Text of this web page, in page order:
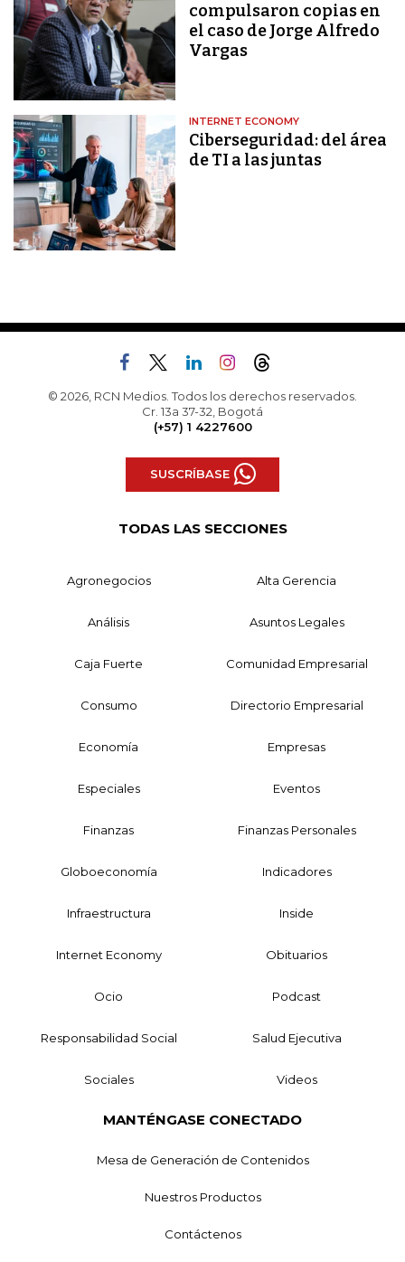
compulsaron copias en
el caso de Jorge Alfredo
Vargas
INTERNET ECONOMY
Ciberseguridad: del área
de TI a las juntas
© 2026, RCN Medios. Todos los derechos reservados.
Cr. 13a 37-32, Bogotá
(+57) 1 4227600
SUSCRÍBASE
TODAS LAS SECCIONES
Agronegocios Alta Gerencia
Análisis Asuntos Legales
Caja Fuerte Comunidad Empresarial
Consumo Directorio Empresarial
Economía Empresas
Especiales Eventos
Finanzas Finanzas Personales
Globoeconomía Indicadores
Infraestructura Inside
Internet Economy Obituarios
Ocio Podcast
Responsabilidad Social Salud Ejecutiva
Sociales Videos
MANTÉNGASE CONECTADO
Mesa de Generación de Contenidos
Nuestros Productos
Contáctenos